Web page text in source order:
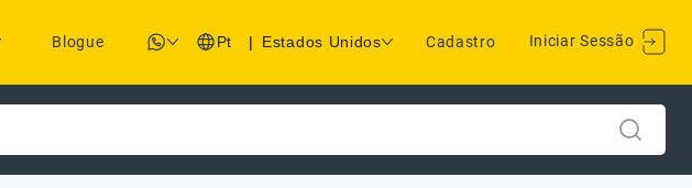
Blogue Pt | Estados Unidos Cadastro Iniciar Sessão